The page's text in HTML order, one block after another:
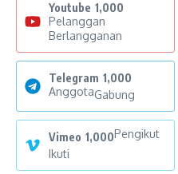
Youtube 1,000
Pelanggan
Berlangganan
Telegram 1,000
AnggotaGabung
Vimeo 1,000Pengikut
Ikuti